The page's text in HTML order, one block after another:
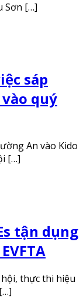
Sơn […]
sáp
quý
An vào Kido
[…]
tận dụng
thực thi hiệu